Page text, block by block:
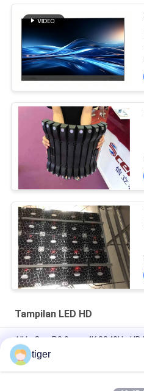
Tampilan LED HD
All In One P0.9mm 4K 3840Hz
600x337.5mm
Indoor P0.9mm Fine Pixel Pitch
tiger